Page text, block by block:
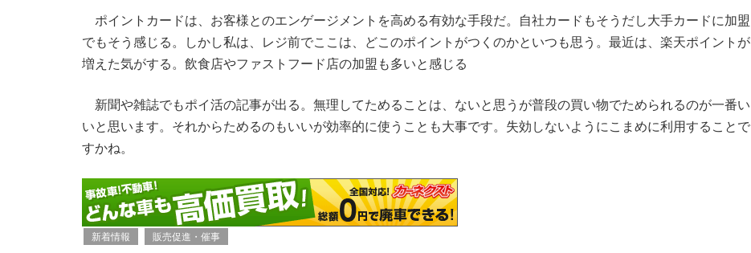
ポイントカードは、お客様とのエンゲージメントを高める有効な手段だ。自社カードもそうだし大手カードに加盟
でもそう感じる。しかし私は、レジ前でここは、どこのポイントがつくのかといつも思う。最近は、楽天ポイントが
増えた気がする。飲食店やファストフード店の加盟も多いと感じる
新聞や雑誌でもポイ活の記事が出る。無理してためることは、ないと思うが普段の買い物でためられるのが一番い
いと思います。それからためるのもいいが効率的に使うことも大事です。失効しないようにこまめに利用することで
すかね。
新着情報 販売促進・催事